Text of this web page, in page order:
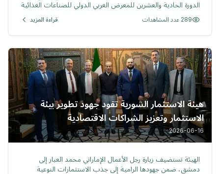
الدورة الحادية والعشرين للمعرض العربي الدولي للصناعات الغذائية
289 عدد المشاهدات قراءة المزيد
هيئة الاستثمار السورية تقود جهود تطوير بيئة
الاستثمار وتعزيز الشراكات الاقتصادية
2026-06-16
الهيئة تستضيف زيارة رجل الأعمال الإماراتي محمد العبار إلى
دمشق، ضمن جهودها الرامية إلى جذب الاستثمارات النوعية